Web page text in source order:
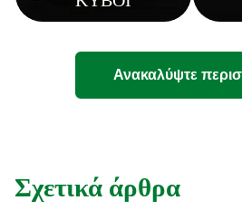
Ανακαλύψτε
Σχετικά άρθρα